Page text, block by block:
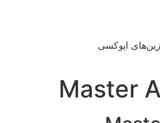
اپوکسی